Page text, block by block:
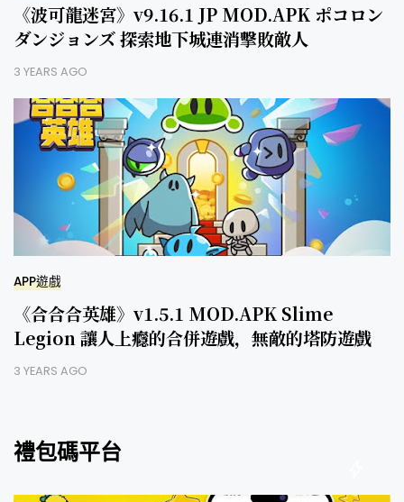
《波可龍迷宮》v9.16.1 JP MOD.APK ポコロン
ダンジョンズ 探索地下城連消擊敗敵人
3 YEARS AGO
APP遊戲
《合合合英雄》v1.5.1 MOD.APK Slime
Legion 讓人上癮的合併遊戲，無敵的塔防遊戲
3 YEARS AGO
禮包碼平台